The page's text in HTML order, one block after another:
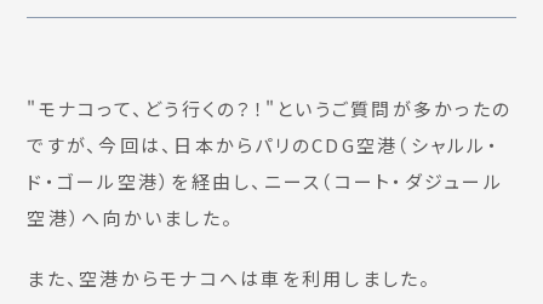
"モナコって、どう行くの？！"というご質問が多かったの
ですが、今回は、日本からパリのCDG空港（シャルル・
ド・ゴール空港）を経由し、ニース（コート・ダジュール
空港）へ向かいました。
また、空港からモナコへは車を利用しました。